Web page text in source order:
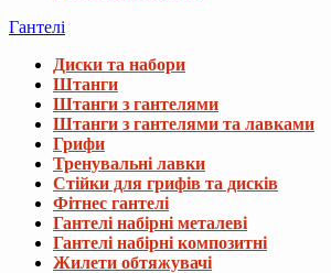
Гантелі
Диски та набори
Штанги
Штанги з гантелями
Штанги з гантелями та лавками
Грифи
Тренувальні лавки
Стійки для грифів та дисків
Фітнес гантелі
Гантелі набірні металеві
Гантелі набірні композитні
Жилети обтяжувачі